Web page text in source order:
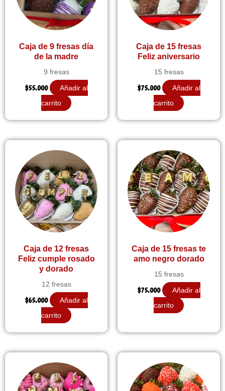
Caja de 9 fresas día
de la madre
9 fresas
$55.000
Añadir al
carrito
Caja de 15 fresas
Feliz aniversario
15 fresas
$75.000
Añadir al
carrito
Caja de 12 fresas
Feliz cumple rosado
y dorado
12 fresas
$65.000
Añadir al
carrito
Caja de 15 fresas te
amo negro dorado
15 fresas
$75.000
Añadir al
carrito